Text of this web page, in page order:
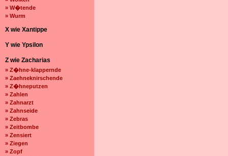
» W�tende
» Wurm
X wie Xantippe
Y wie Ypsilon
Z wie Zacharias
» Z�hne-klappernde
» Zaehneknirschende
» Z�hneputzen
» Zahlen
» Zahnarzt
» Zahnseide
» Zebras
» Zeitbombe
» Zensiert
» Ziegen
» Zopf